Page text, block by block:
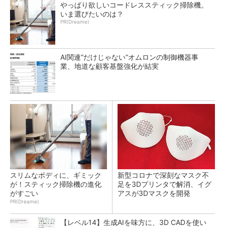
やっぱり欲しいコードレススティック掃除機。
いま選びたいのは？
PR(Dreame)
AI関連“だけじゃない”オムロンの制御機器事
業、地道な顧客基盤強化が結実
スリムなボディに、ギミック
が！スティック掃除機の進化
がすごい
PR(Dreame)
新型コロナで深刻なマスク不
足を3Dプリンタで解消、イグ
アスが3Dマスクを開発
【レベル14】生成AIを味方に、3D CADを使い